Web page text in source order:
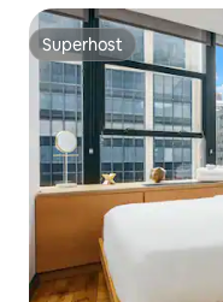
Superhost
Superhost